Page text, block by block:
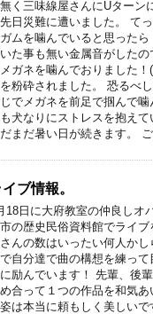
く三味線屋さんにUターン
日災難に遭いました。 て
ムを噛んでいると思ったら
た事も無い金属音がした
ガネを噛んでおりました
粉砕されました。 恐るべ
でメガネを前足で掴んで噛
犬なりにストレスを抱えて
だまだ暑い日が続きます。
ブ情報。
18日に大府教室の仲良しオ
の歴史民俗資料館でライ
んの数はいったい何人かし
で自分達で曲の構想を練っ
励んでいます！ 先輩、後
合って１つの作品を和気
姿は本当に頼もしく美しいで